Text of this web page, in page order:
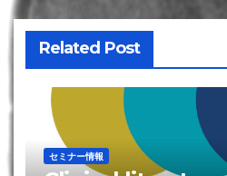
ー
シ
ョ
ン
Related Post
セミナー情報